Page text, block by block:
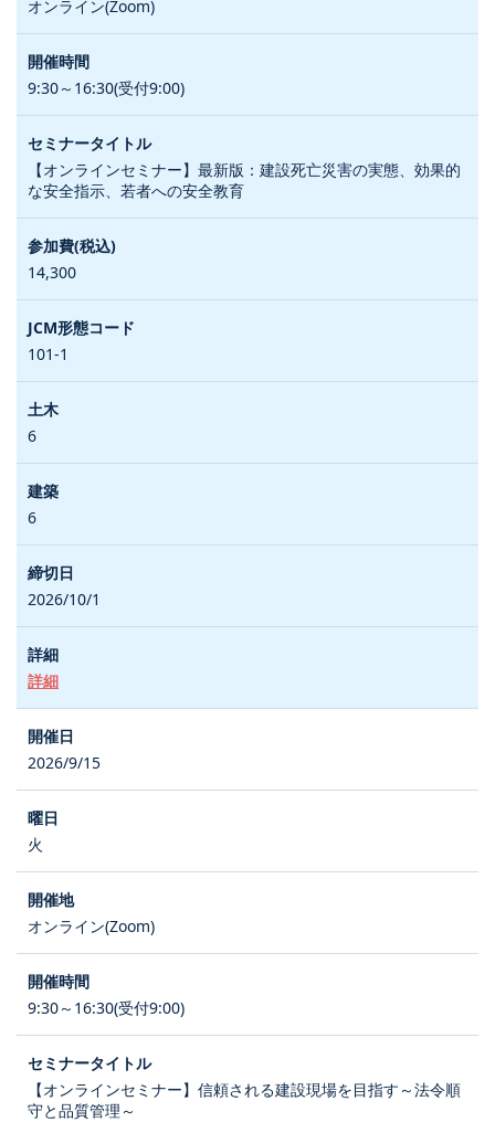
オンライン(Zoom)
9:30～16:30(受付9:00)
【オンラインセミナー】最新版：建設死亡災害の実態、効果的
な安全指示、若者への安全教育
14,300
101-1
6
6
2026/10/1
詳細
2026/9/15
火
オンライン(Zoom)
9:30～16:30(受付9:00)
【オンラインセミナー】信頼される建設現場を目指す～法令順
守と品質管理～